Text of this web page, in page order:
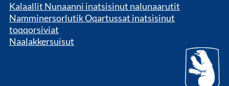
Kalaallit Nunaanni inatsisinut nalunaarutit
Namminersorlutik Oqartussat inatsisinut
toqqorsiviat
Naalakkersuisut